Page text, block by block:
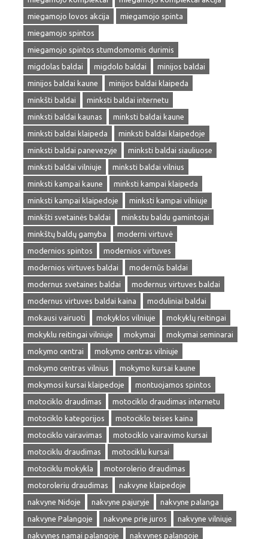
miegamojo lovos akcija
miegamojo spinta
miegamojo spintos
miegamojo spintos stumdomomis durimis
migdolas baldai
migdolo baldai
minijos baldai
minijos baldai kaune
minijos baldai klaipeda
minkšti baldai
minksti baldai internetu
minksti baldai kaunas
minksti baldai kaune
minksti baldai klaipeda
minksti baldai klaipedoje
minksti baldai panevezyje
minksti baldai siauliuose
minksti baldai vilniuje
minksti baldai vilnius
minksti kampai kaune
minksti kampai klaipeda
minksti kampai klaipedoje
minksti kampai vilniuje
minkšti svetainės baldai
minkstu baldu gamintojai
minkštų baldų gamyba
moderni virtuvė
modernios spintos
modernios virtuves
modernios virtuves baldai
modernūs baldai
modernus svetaines baldai
modernus virtuves baldai
modernus virtuves baldai kaina
moduliniai baldai
mokausi vairuoti
mokyklos vilniuje
mokyklų reitingai
mokyklu reitingai vilniuje
mokymai
mokymai seminarai
mokymo centrai
mokymo centras vilniuje
mokymo centras vilnius
mokymo kursai kaune
mokymosi kursai klaipedoje
montuojamos spintos
motociklo draudimas
motociklo draudimas internetu
motociklo kategorijos
motociklo teises kaina
motociklo vairavimas
motociklo vairavimo kursai
motociklu draudimas
motociklu kursai
motociklu mokykla
motorolerio draudimas
motoroleriu draudimas
nakvyne klaipedoje
nakvyne Nidoje
nakvyne pajuryje
nakvyne palanga
nakvyne Palangoje
nakvyne prie juros
nakvyne vilniuje
nakvynes namai palangoje
nakvynes palangoje